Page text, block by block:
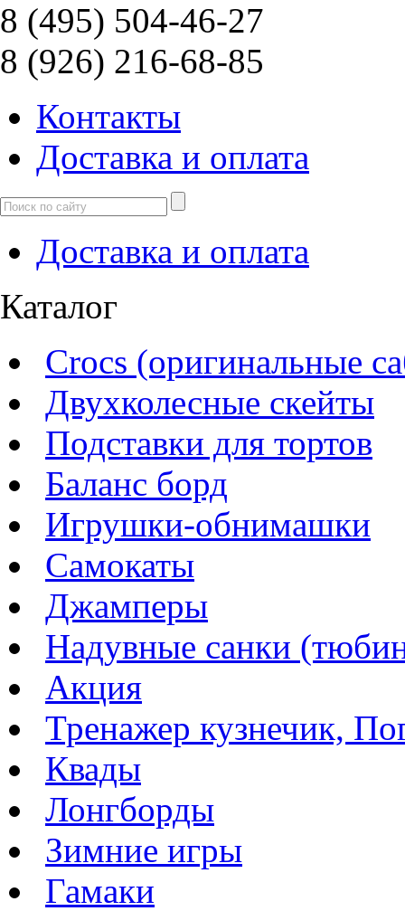
8 (495) 504-46-27
8 (926) 216-68-85
Контакты
Доcтавка и оплата
Доcтавка и оплата
Каталог
Crocs (оригинальные
Двухколесные скейты
Подставки для тортов
Баланс борд
Игрушки-обнимашки
Самокаты
Джамперы
Надувные санки
Акция
Тренажер кузнечик,
Квады
Лонгборды
Зимние игры
Гамаки